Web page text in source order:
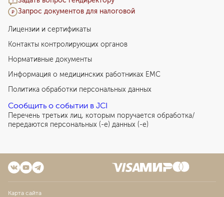
Запрос документов для налоговой
Лицензии и сертификаты
Контакты контролирующих органов
Нормативные документы
Информация о медицинских работниках EMC
Политика обработки персональных данных
Сообщить о событии в JCI
Перечень третьих лиц, которым поручается обработка/
передаются персональных (-е) данных (-е)
Карта сайта